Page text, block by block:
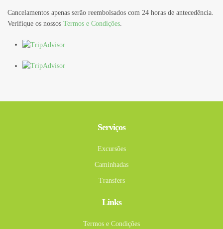
Cancelamentos apenas serão reembolsados com 24 horas de antecedência.
Verifique os nossos Termos e Condições
Serviços
Excursões
Caminhadas
Transfers
Links
Termos e Condições